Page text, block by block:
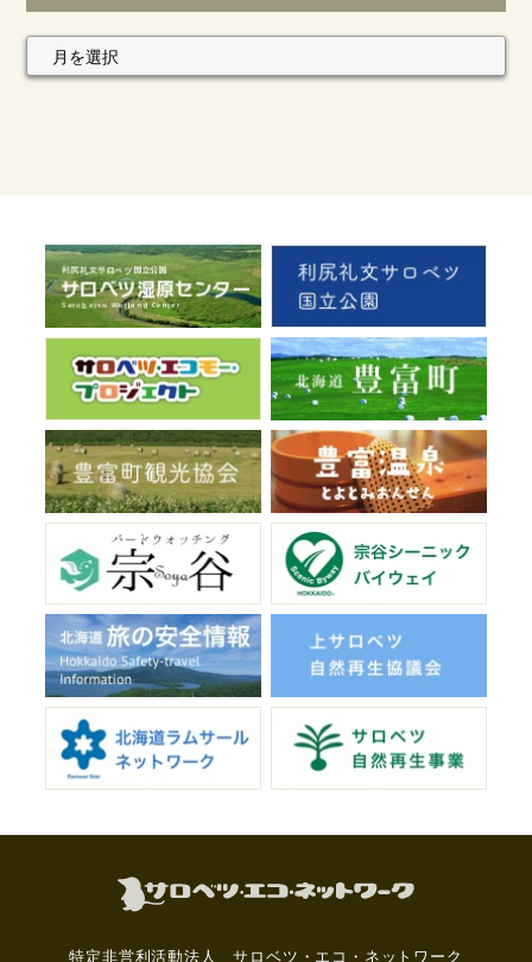
特定非営利活動法人 サロベツ・エコ・ネットワーク